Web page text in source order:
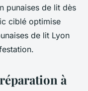
punaises de lit dès
ciblé optimise
de lit Lyon
à